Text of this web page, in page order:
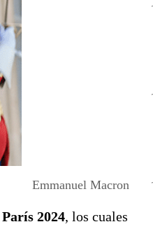
Emmanuel Macron
2024, los cuales